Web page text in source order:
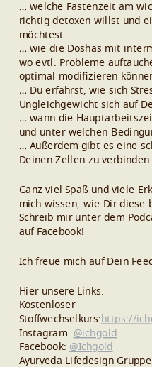
… welche Fastenzeit am
richtig detoxen willst und
möchtest.
… wie die Doshas mit
wo evtl. Probleme
optimal modifizieren
… Du erfährst, wie sich
Ungleichgewicht sich auf
… wann die
und unter welchen
… Außerdem gibt es eine
Deinen Zellen zu verbinden.
Ganz viel Spaß und viele
mich wissen, wie Dir diese
Schreib mir unter dem
auf Facebook!
Ich freue mich auf Dein
Hier unsere Links:
Kostenloser
Stoffwechselkurs: https://
Instagram: @ichgold
Facebook: @Ichgold
Ayurveda Lifedesign Gruppe